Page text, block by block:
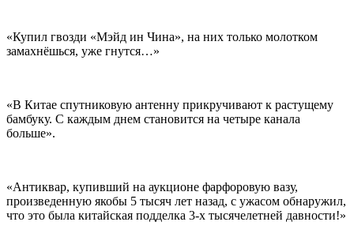
«Купил гвозди «Мэйд ин Чина», на них только молотком
замахнёшься, уже гнутся…»
«В Китае спутниковую антенну прикручивают к растущему
бамбуку. С каждым днем становится на четыре канала
больше».
«Антиквар, купивший на аукционе фарфоровую вазу,
произведенную якобы 5 тысяч лет назад, с ужасом обнаружил,
что это была китайская подделка 3-х тысячелетней давности!»